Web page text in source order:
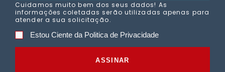
Cuidamos muito bem dos seus dados! As
informações coletadas serão utilizadas apenas para
atender a sua solicitação.
Estou Ciente da Politica de Privacidade
ASSINAR